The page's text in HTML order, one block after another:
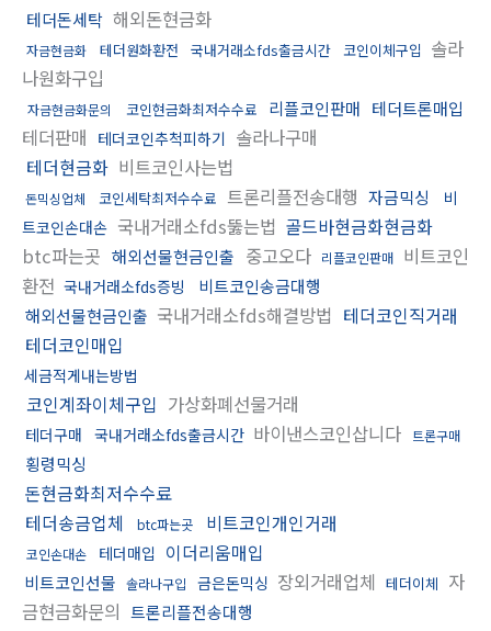
테더돈세탁 해외돈현금화
자금현금화 테더원화환전 국내거래소fds출금시간 코인이체구입 솔라
나원화구입
자금현금화문의 코인현금화최저수수료 리플코인판매 테더트론매입
테더판매 테더코인추척피하기 솔라나구매
테더현금화 비트코인사는법
돈믹싱업체 코인세탁최저수수료 트론리플전송대행 자금믹싱
비
트코인손대손 국내거래소fds뚫는법 골드바현금화현금화
btc파는곳 해외선물현금인출 중고오다 리플코인판매 비트코인
환전 국내거래소fds증빙
비트코인송금대행
해외선물현금인출 국내거래소fds해결방법 테더코인직거래
테더코인매입
세금적게내는방법
코인계좌이체구입 가상화폐선물거래
테더구매 국내거래소fds출금시간 바이낸스코인삽니다 트론구매
횡령믹싱
돈현금화최저수수료
테더송금업체
btc파는곳 비트코인개인거래
코인손대손 테더매입 이더리움매입
비트코인선물 솔라나구입 금은돈믹싱 장외거래업체 테더이체 자
금현금화문의 트론리플전송대행